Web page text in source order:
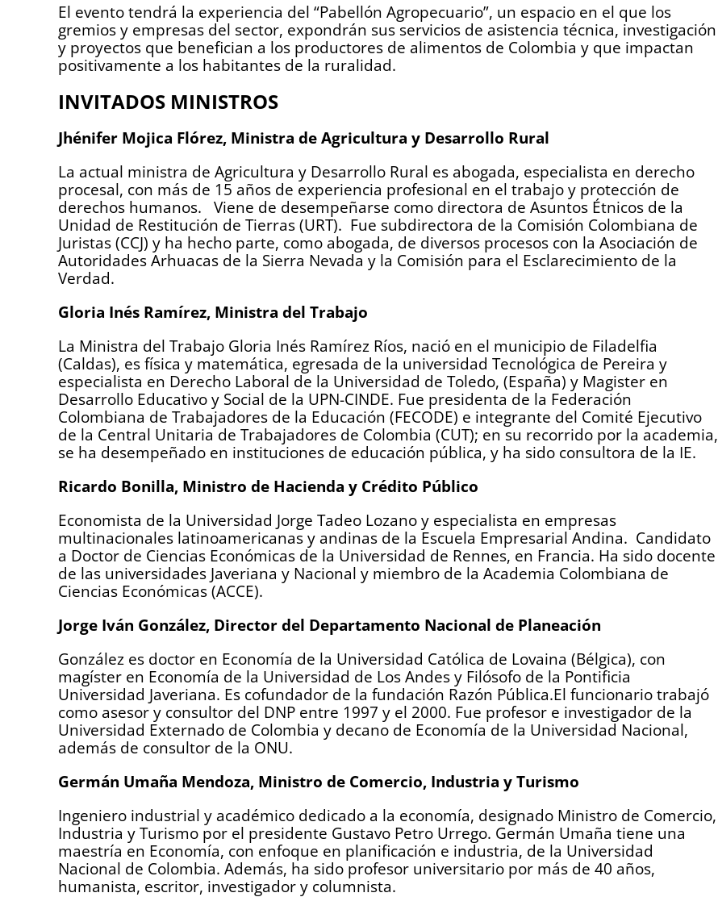
El evento tendrá la experiencia del “Pabellón Agropecuario”, un espacio en el que los
gremios y empresas del sector, expondrán sus servicios de asistencia técnica, investigación
y proyectos que benefician a los productores de alimentos de Colombia y que impactan
positivamente a los habitantes de la ruralidad.
INVITADOS MINISTROS
Jhénifer Mojica Flórez, Ministra de Agricultura y Desarrollo Rural
La actual ministra de Agricultura y Desarrollo Rural es abogada, especialista en derecho
procesal, con más de 15 años de experiencia profesional en el trabajo y protección de
derechos humanos. Viene de desempeñarse como directora de Asuntos Étnicos de la
Unidad de Restitución de Tierras (URT). Fue subdirectora de la Comisión Colombiana de
Juristas (CCJ) y ha hecho parte, como abogada, de diversos procesos con la Asociación de
Autoridades Arhuacas de la Sierra Nevada y la Comisión para el Esclarecimiento de la
Verdad.
Gloria Inés Ramírez, Ministra del Trabajo
La Ministra del Trabajo Gloria Inés Ramírez Ríos, nació en el municipio de Filadelfia
(Caldas), es física y matemática, egresada de la universidad Tecnológica de Pereira y
especialista en Derecho Laboral de la Universidad de Toledo, (España) y Magister en
Desarrollo Educativo y Social de la UPN-CINDE. Fue presidenta de la Federación
Colombiana de Trabajadores de la Educación (FECODE) e integrante del Comité Ejecutivo
de la Central Unitaria de Trabajadores de Colombia (CUT); en su recorrido por la academia,
se ha desempeñado en instituciones de educación pública, y ha sido consultora de la IE.
Ricardo Bonilla, Ministro de Hacienda y Crédito Público
Economista de la Universidad Jorge Tadeo Lozano y especialista en empresas
multinacionales latinoamericanas y andinas de la Escuela Empresarial Andina. Candidato
a Doctor de Ciencias Económicas de la Universidad de Rennes, en Francia. Ha sido docente
de las universidades Javeriana y Nacional y miembro de la Academia Colombiana de
Ciencias Económicas (ACCE).
Jorge Iván González, Director del Departamento Nacional de Planeación
González es doctor en Economía de la Universidad Católica de Lovaina (Bélgica), con
magíster en Economía de la Universidad de Los Andes y Filósofo de la Pontificia
Universidad Javeriana. Es cofundador de la fundación Razón Pública.​El funcionario trabajó
como asesor y consultor del DNP entre 1997 y el 2000. Fue profesor e investigador de la
Universidad Externado de Colombia y decano de Economía de la Universidad Nacional,
además de consultor de la ONU.
Germán Umaña Mendoza, Ministro de Comercio, Industria y Turismo
Ingeniero industrial y académico dedicado a la economía, designado Ministro de Comercio,
Industria y Turismo por el presidente Gustavo Petro Urrego. Germán Umaña tiene una
maestría en Economía, con enfoque en planificación e industria, de la Universidad
Nacional de Colombia. Además, ha sido profesor universitario por más de 40 años,
humanista, escritor, investigador y columnista.